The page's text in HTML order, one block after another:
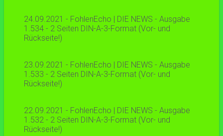
24.09.2021 - FohlenEcho | DIE NEWS - Ausgabe
1.534 - 2 Seiten DIN-A-3-Format (Vor- und
Rückseite!)
23.09.2021 - FohlenEcho | DIE NEWS - Ausgabe
1.533 - 2 Seiten DIN-A-3-Format (Vor- und
Rückseite!)
22.09.2021 - FohlenEcho | DIE NEWS - Ausgabe
1.532 - 2 Seiten DIN-A-3-Format (Vor- und
Rückseite!)